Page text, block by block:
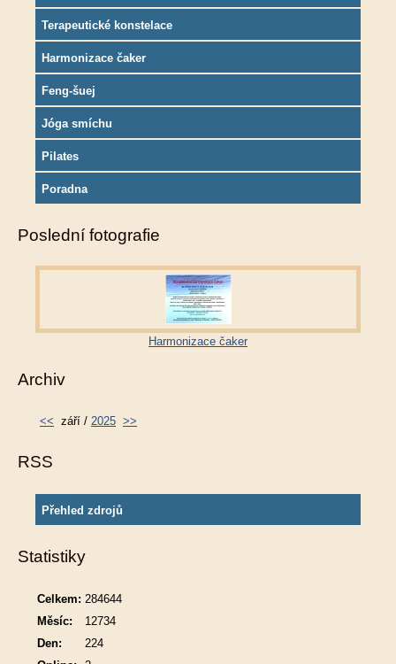
Terapeutické konstelace
Harmonizace čaker
Feng-šuej
Jóga smíchu
Pilates
Poradna
Poslední fotografie
Harmonizace čaker
Archiv
<< září / 2025 >>
RSS
Přehled zdrojů
Statistiky
Celkem: 284644
Měsíc:
12734
Den:
224